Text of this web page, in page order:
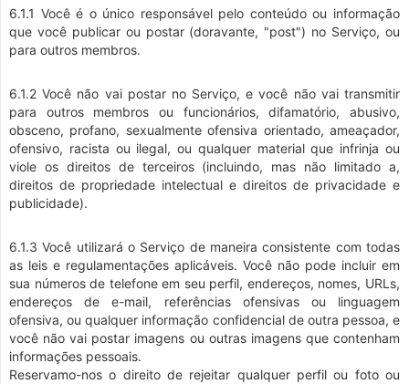
6.1.1 Você é o único responsável pelo conteúdo ou informação
que você publicar ou postar (doravante, "post") no Serviço, ou
para outros membros.
6.1.2 Você não vai postar no Serviço, e você não vai transmitir
para outros membros ou funcionários, difamatório, abusivo,
obsceno, profano, sexualmente ofensiva orientado, ameaçador,
ofensivo, racista ou ilegal, ou qualquer material que infrinja ou
viole os direitos de terceiros (incluindo, mas não limitado a,
direitos de propriedade intelectual e direitos de privacidade e
publicidade).
6.1.3 Você utilizará o Serviço de maneira consistente com todas
as leis e regulamentações aplicáveis. Você não pode incluir em
sua números de telefone em seu perfil, endereços, nomes, URLs,
endereços de e-mail, referências ofensivas ou linguagem
ofensiva, ou qualquer informação confidencial de outra pessoa, e
você não vai postar imagens ou outras imagens que contenham
informações pessoais.
Reservamo-nos o direito de rejeitar qualquer perfil ou foto ou